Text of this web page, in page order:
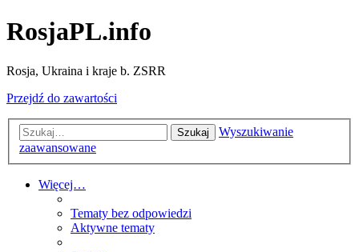
RosjaPL.info
Rosja, Ukraina i kraje b. ZSRR
Przejdź do zawartości
Szukaj
Wyszukiwanie
zaawansowane
Więcej…
Tematy bez odpowiedzi
Aktywne tematy